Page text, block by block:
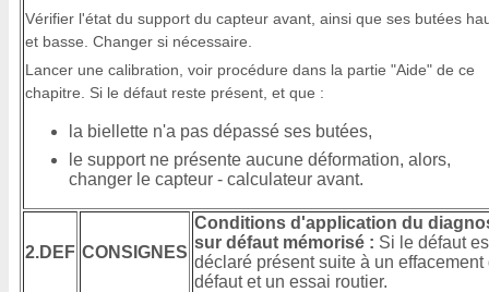
Vérifier l'état du support du capteur avant, ainsi que ses butées
et basse. Changer si nécessaire.
Lancer une calibration, voir procédure dans la partie "Aide" de ce
chapitre. Si le défaut reste présent, et que :
la biellette n'a pas dépassé ses butées,
le support ne présente aucune déformation, alors,
changer le capteur - calculateur avant.
2.DEF CONSIGNES
Conditions d'application du
sur défaut mémorisé : Si le défaut
déclaré présent suite à un effacement
défaut et un essai routier.